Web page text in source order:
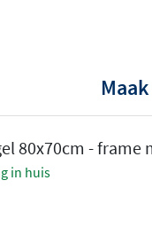
eiken met
80x70cm -
in huis